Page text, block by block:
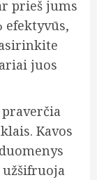
prieš jums
efektyvūs,
juos
Kavos
užšifruoja